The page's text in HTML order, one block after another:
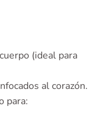
(ideal para
al corazón.
para: